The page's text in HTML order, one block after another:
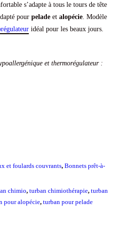
s’adapte à tous le tours de tête
pour pelade et alopécie . Modèle
idéal pour les beaux jours.
et thermorégulateur :
et foulards couvrants, Bonnets prêt-à-
chimio, turban chimiothérapie, turban
pour alopécie, turban pour pelade